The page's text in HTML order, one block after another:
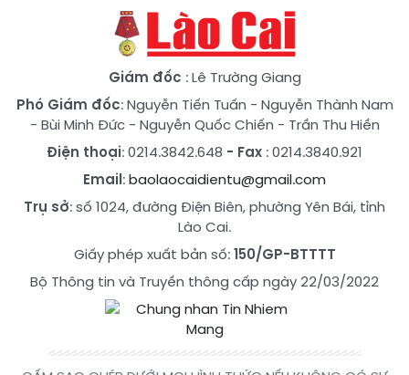
Giám đốc : Lê Trường Giang
Phó Giám đốc:Nguyễn Tiến Tuấn - Nguyễn Thành Nam
- Bùi Minh Đức- Nguyễn Quốc Chiến - Trần Thu Hiền
Điện thoại: 0214.3842.648 - Fax : 0214.3840.921
Email:baolaocaidientu@gmail.com
Trụ sở: số 1024, đường Điện Biên, phường Yên Bái, tỉnh
Lào Cai.
Giấy phép xuất bản số:150/GP-BTTTT
Bộ Thông tin và Truyền thông cấp ngày 22/03/2022